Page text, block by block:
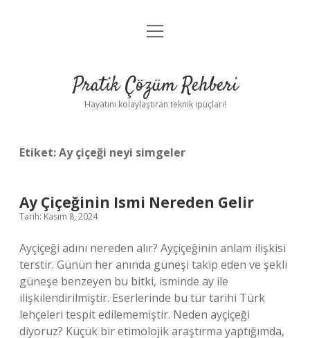
Anasayfa
Yasal Uyarı
menüyü
Pratik Çözüm Rehberi
Hayatını kolaylaştıran teknik ipuçları!
Etiket:Ay çiçeği neyi simgeler
Ay Çiçeğinin Ismi Nereden Gelir
Tarih: Kasım 8, 2024
Ayçiçeği adını nereden alır? Ayçiçeğinin anlam ilişkisi
terstir. Günün her anında güneşi takip eden ve şekli
güneşe benzeyen bu bitki, isminde ay ile
ilişkilendirilmiştir. Eserlerinde bu tür tarihi Türk
lehçeleri tespit edilememiştir. Neden ayçiçeği
diyoruz? Küçük bir etimolojik araştırma yaptığımda,